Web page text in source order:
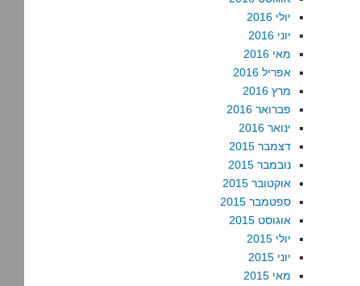
יולי 2016
יוני 2016
מאי 2016
אפריל 2016
מרץ 2016
פברואר 2016
ינואר 2016
דצמבר 2015
נובמבר 2015
אוקטובר 2015
ספטמבר 2015
אוגוסט 2015
יולי 2015
יוני 2015
מאי 2015